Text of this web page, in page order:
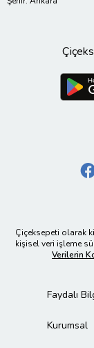
Çiçeksepeti olarak
kişisel veri işleme
Verilerin
Faydalı
Kurumsal